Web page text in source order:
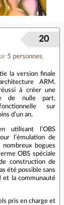
5 personnes.
20
la version finale
ARM.
réussi à créer une
de nulle part,
sur
d’un an.
utilisant l’OBS
l’émulation de
bogues
OBS spéciale
construction de
été possible sans
et la communauté
pris en charge et